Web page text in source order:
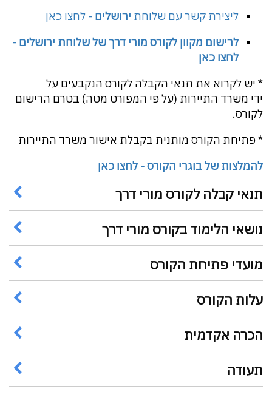
ליצירת קשר עם שלוחת ירושלים - לחצו כאן
לרישום מקוון לקורס מורי דרך של שלוחת ירושלים -
לחצו כאן
* יש לקרוא את תנאי הקבלה לקורס הנקבעים על
ידי משרד התיירות (על פי המפורט מטה) בטרם הרישום
לקורס.
* פתיחת הקורס מותנית בקבלת אישור משרד התיירות
להמלצות של בוגרי הקורס - לחצו כאן
תנאי קבלה לקורס מורי דרך
נושאי הלימוד בקורס מורי דרך
מועדי פתיחת הקורס
עלות הקורס
הכרה אקדמית
תעודה